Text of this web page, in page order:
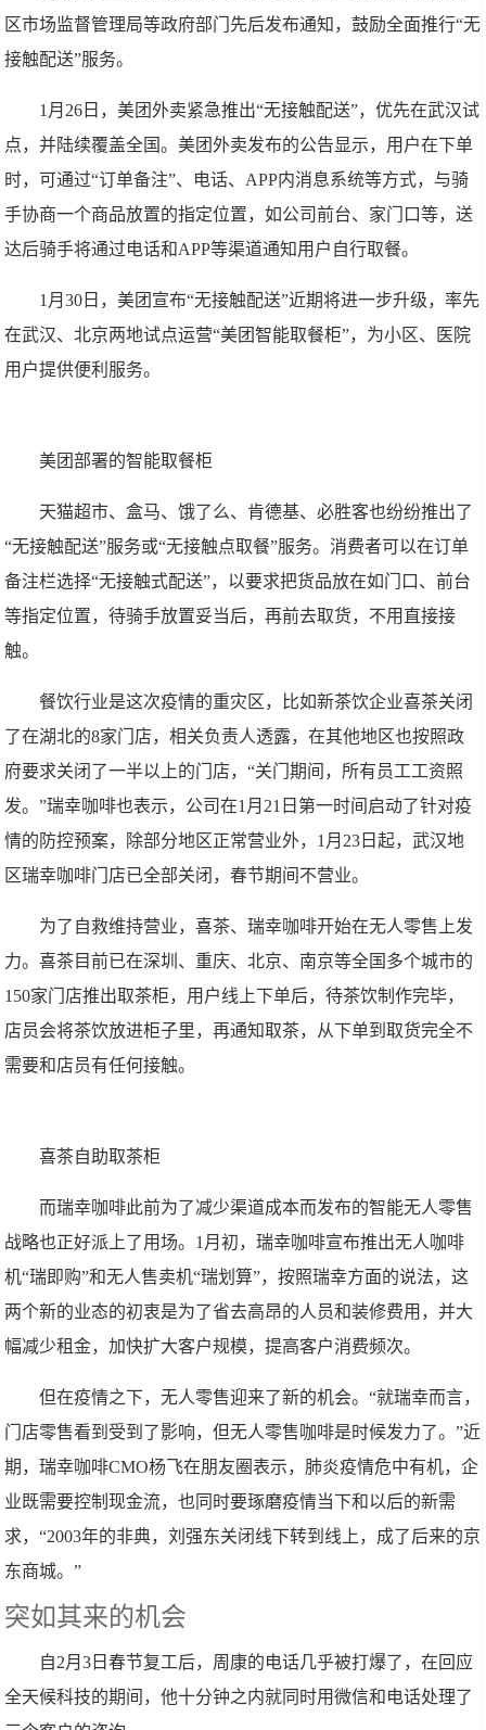
区市场监督管理局等政府部门先后发布通知，鼓励全面推行“无
接触配送”服务。
1月26日，美团外卖紧急推出“无接触配送”，优先在武汉试
点，并陆续覆盖全国。美团外卖发布的公告显示，用户在下单
时，可通过“订单备注”、电话、APP内消息系统等方式，与骑
手协商一个商品放置的指定位置，如公司前台、家门口等，送
达后骑手将通过电话和APP等渠道通知用户自行取餐。
1月30日，美团宣布“无接触配送”近期将进一步升级，率先
在武汉、北京两地试点运营“美团智能取餐柜”，为小区、医院
用户提供便利服务。
美团部署的智能取餐柜
天猫超市、盒马、饿了么、肯德基、必胜客也纷纷推出了
“无接触配送”服务或“无接触点取餐”服务。消费者可以在订单
备注栏选择“无接触式配送”，以要求把货品放在如门口、前台
等指定位置，待骑手放置妥当后，再前去取货，不用直接接
触。
餐饮行业是这次疫情的重灾区，比如新茶饮企业喜茶关闭
了在湖北的8家门店，相关负责人透露，在其他地区也按照政
府要求关闭了一半以上的门店，“关门期间，所有员工工资照
发。”瑞幸咖啡也表示，公司在1月21日第一时间启动了针对疫
情的防控预案，除部分地区正常营业外，1月23日起，武汉地
区瑞幸咖啡门店已全部关闭，春节期间不营业。
为了自救维持营业，喜茶、瑞幸咖啡开始在无人零售上发
力。喜茶目前已在深圳、重庆、北京、南京等全国多个城市的
150家门店推出取茶柜，用户线上下单后，待茶饮制作完毕，
店员会将茶饮放进柜子里，再通知取茶，从下单到取货完全不
需要和店员有任何接触。
喜茶自助取茶柜
而瑞幸咖啡此前为了减少渠道成本而发布的智能无人零售
战略也正好派上了用场。1月初，瑞幸咖啡宣布推出无人咖啡
机“瑞即购”和无人售卖机“瑞划算”，按照瑞幸方面的说法，这
两个新的业态的初衷是为了省去高昂的人员和装修费用，并大
幅减少租金，加快扩大客户规模，提高客户消费频次。
但在疫情之下，无人零售迎来了新的机会。“就瑞幸而言，
门店零售看到受到了影响，但无人零售咖啡是时候发力了。”近
期，瑞幸咖啡CMO杨飞在朋友圈表示，肺炎疫情危中有机，企
业既需要控制现金流，也同时要琢磨疫情当下和以后的新需
求，“2003年的非典，刘强东关闭线下转到线上，成了后来的京
东商城。”
突如其来的机会
自2月3日春节复工后，周康的电话几乎被打爆了，在回应
全天候科技的期间，他十分钟之内就同时用微信和电话处理了